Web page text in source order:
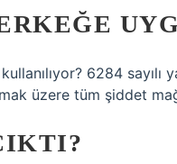
6284
üzere tüm şiddet